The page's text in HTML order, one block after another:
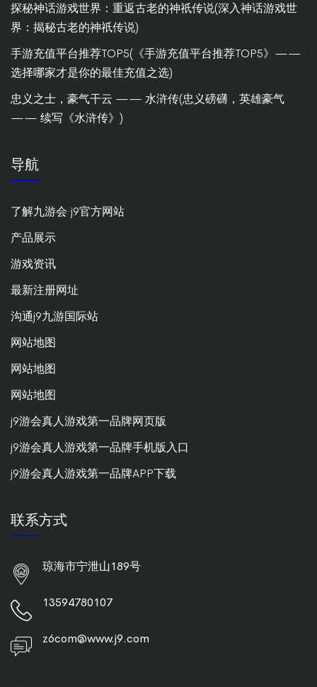
探秘神话游戏世界：重返古老的神祇传说(深入神话游戏世
界：揭秘古老的神祇传说)
手游充值平台推荐TOP5(《手游充值平台推荐TOP5》——
选择哪家才是你的最佳充值之选)
忠义之士，豪气干云 —— 水浒传(忠义磅礴，英雄豪气
—— 续写《水浒传》)
导航
了解九游会·j9官方网站
产品展示
游戏资讯
最新注册网址
沟通j9九游国际站
网站地图
网站地图
网站地图
j9游会真人游戏第一品牌网页版
j9游会真人游戏第一品牌手机版入口
j9游会真人游戏第一品牌APP下载
联系方式
琼海市宁泄山189号
13594780107
z6com@www.j9.com